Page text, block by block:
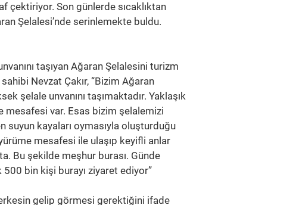
çektiriyor. Son günlerde sıcaklıktan
Şelalesi’nde serinlemekte buldu.
taşıyan Ağaran Şelalesini turizm
Nevzat Çakır, “Bizim Ağaran
şelale unvanını taşımaktadır. Yaklaşık
var. Esas bizim şelalemizi
suyun kayaları oymasıyla oluşturduğu
mesafesi ile ulaşıp keyifli anlar
Bu şekilde meşhur burası. Günde
bin kişi burayı ziyaret ediyor”
gelip görmesi gerektiğini ifade